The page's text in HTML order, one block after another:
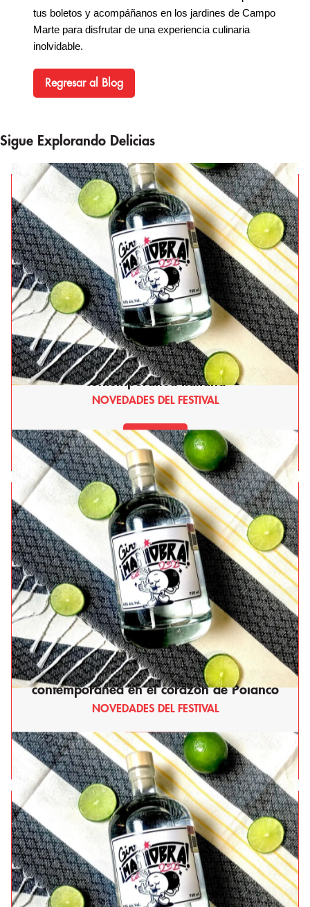
Santander 360
SABORES SONOROS
Blog
Momentos
tus boletos y acompáñanos en los jardines de Campo
Marte para disfrutar de una experiencia culinaria
inolvidable.
Regresar al Blog
Sigue Explorando Delicias
Stuffa: Pasión joven y maestría en la cocina
contemporánea italiana
NOVEDADES DEL FESTIVAL
Leer más
La Buena Barra: El festín de la cocina regia
contemporánea en el corazón de Polanco
NOVEDADES DEL FESTIVAL
Leer más